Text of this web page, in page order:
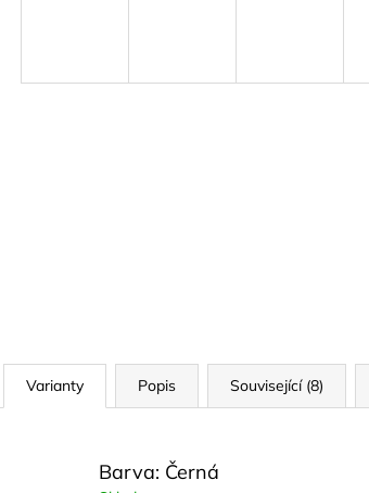
Varianty Popis Související (8)
Barva: Černá